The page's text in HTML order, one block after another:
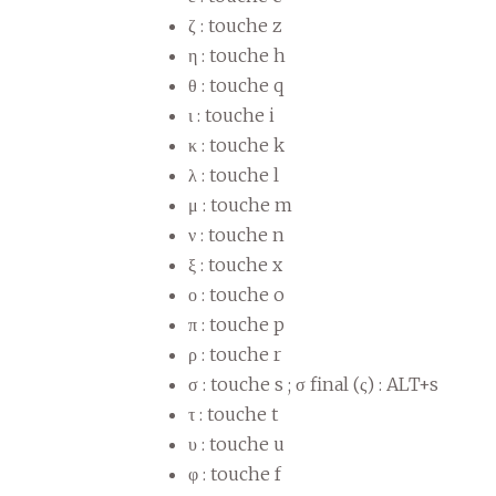
ζ : touche z
η : touche h
θ : touche q
ι : touche i
κ : touche k
λ : touche l
μ : touche m
ν : touche n
ξ : touche x
ο : touche o
π : touche p
ρ : touche r
σ : touche s ; σ final (ς) : ALT+s
τ : touche t
υ : touche u
φ : touche f